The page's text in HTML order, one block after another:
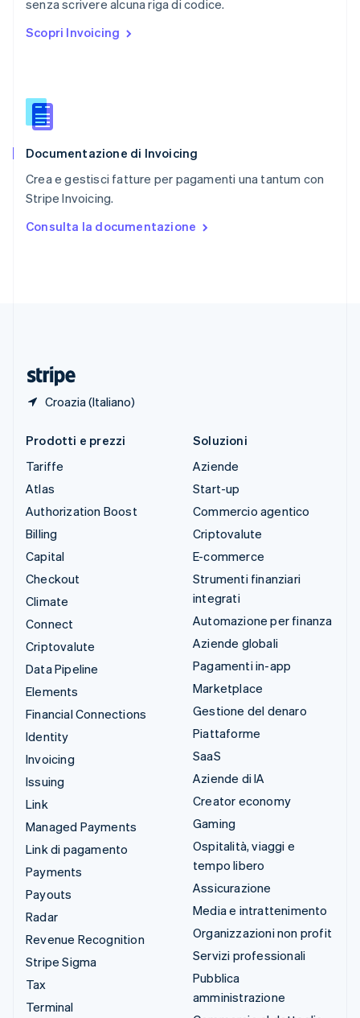
senza scrivere alcuna riga di codice.
Scopri Invoicing
Documentazione di Invoicing
Crea e gestisci fatture per pagamenti una tantum con
Stripe Invoicing.
Consulta la documentazione
Croazia (Italiano)
English
English
Slovacchia
Slovenia
Spagna
EspañolEnglish
English Español简体中文
Prodotti e prezzi
Tariffe
Atlas
Authorization Boost
Billing
Capital
Checkout
Climate
Connect
Criptovalute
Data Pipeline
Elements
Financial Connections
Identity
Invoicing
Issuing
Link
Managed Payments
Link di pagamento
Payments
Payouts
Radar
Revenue Recognition
Stripe Sigma
Tax
Terminal
Soluzioni
Aziende
Start-up
Commercio agentico
Criptovalute
E-commerce
Strumenti finanziari
integrati
Automazione per finanza
Aziende globali
Pagamenti in-app
Marketplace
Gestione del denaro
Piattaforme
SaaS
Aziende di IA
Creator economy
Gaming
Ospitalità, viaggi e
tempo libero
Assicurazione
Media e intrattenimento
Organizzazioni non profit
Servizi professionali
Pubblica
amministrazione